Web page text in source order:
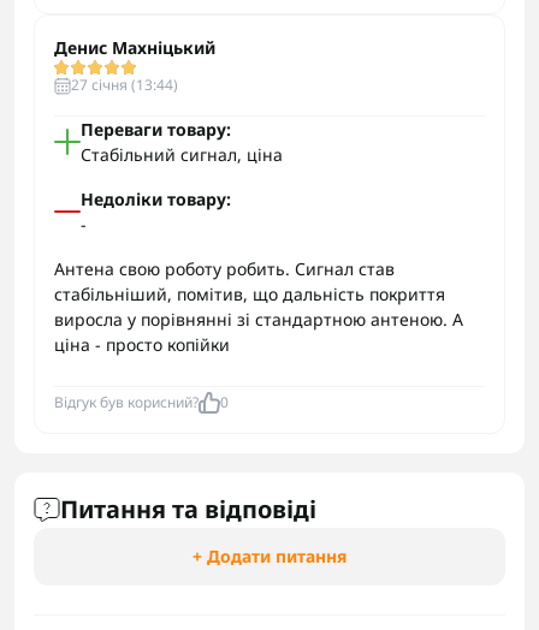
Денис Махніцький
27 cічня (13:44)
Переваги товару:
Стабільний сигнал, ціна
Недоліки товару:
-
Антена свою роботу робить. Сигнал став
стабільніший, помітив, що дальність покриття
виросла у порівнянні зі стандартною антеною. А
ціна - просто копійки
Відгук був корисний? 0
Питання та відповіді
+ Додати питання